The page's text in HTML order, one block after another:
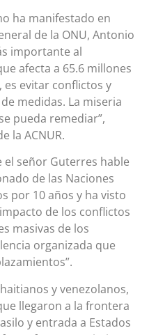
ha manifestado en
de la ONU, Antonio
importante al
afecta a 65.6 millones
es evitar conflictos y
medidas. La miseria
pueda remediar”,
la ACNUR.
el señor Guterres hable
de las Naciones
por 10 años y ha visto
de los conflictos
masivas de los
organizada que
y venezolanos,
llegaron a la frontera
y entrada a Estados